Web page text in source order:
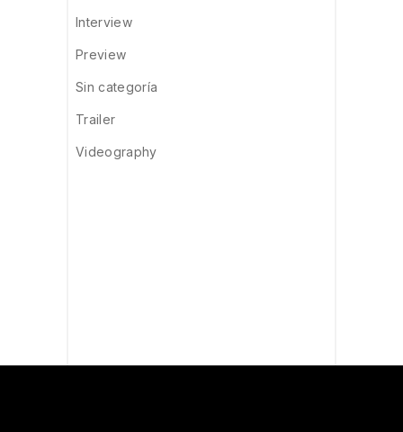
Interview
Preview
Sin categoría
Trailer
Videography